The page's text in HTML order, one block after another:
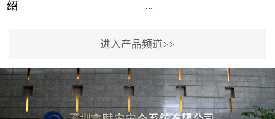
绍
...
事故频发，传统的火灾探
测方法已无法满足要求。
尤其是目前众多的大型影
...
用了具有仲裁机制和冗余
校验的总线传输技术、线
路状态检测与保护技术、
进入产品频道>>